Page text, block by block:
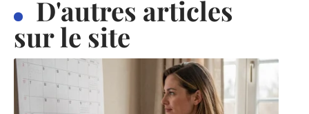
D'autres articles
sur le site